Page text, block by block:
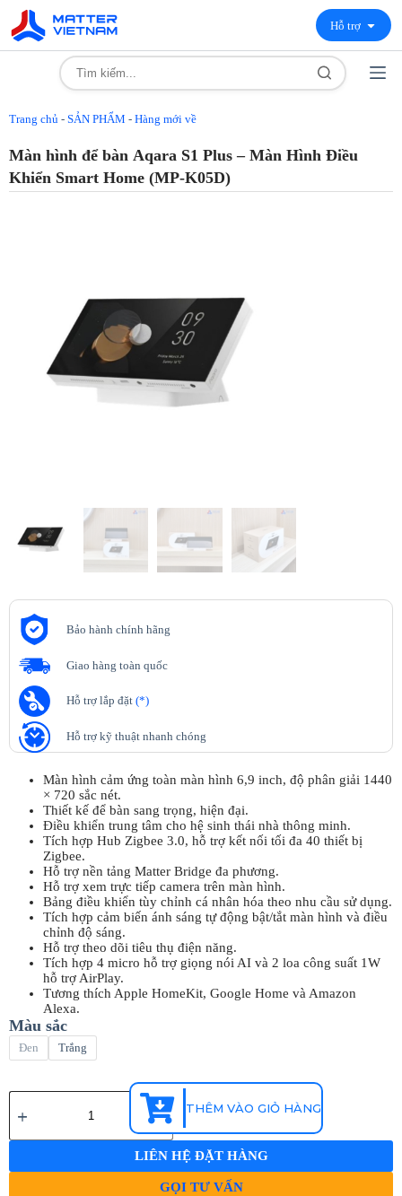
Hỗ trợ
Trang chủ - SẢN PHẨM - Hàng mới về
Màn hình để bàn Aqara S1 Plus – Màn Hình Điều
Khiển Smart Home (MP-K05D)
Bảo hành chính hãng
Giao hàng toàn quốc
Hỗ trợ lắp đặt (*)
Hỗ trợ kỹ thuật nhanh chóng
Màn hình cảm ứng toàn màn hình 6,9 inch, độ phân giải 1440
× 720 sắc nét.
Thiết kế để bàn sang trọng, hiện đại.
Điều khiển trung tâm cho hệ sinh thái nhà thông minh.
Tích hợp Hub Zigbee 3.0, hỗ trợ kết nối tối đa 40 thiết bị
Zigbee.
Hỗ trợ nền tảng Matter Bridge đa phương.
Hỗ trợ xem trực tiếp camera trên màn hình.
Bảng điều khiển tùy chỉnh cá nhân hóa theo nhu cầu sử dụng.
Tích hợp cảm biến ánh sáng tự động bật/tắt màn hình và điều
chỉnh độ sáng.
Hỗ trợ theo dõi tiêu thụ điện năng.
Tích hợp 4 micro hỗ trợ giọng nói AI và 2 loa công suất 1W
hỗ trợ AirPlay.
Tương thích Apple HomeKit, Google Home và Amazon
Alexa.
Màu sắc
Đen Trắng
THÊM VÀO GIỎ HÀNG
LIÊN HỆ ĐẶT HÀNG
GỌI TƯ VẤN